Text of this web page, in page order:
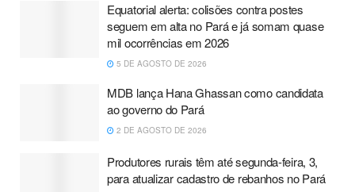
Equatorial alerta: colisões contra postes
seguem em alta no Pará e já somam quase
mil ocorrências em 2026
5 DE AGOSTO DE 2026
MDB lança Hana Ghassan como candidata
ao governo do Pará
2 DE AGOSTO DE 2026
Produtores rurais têm até segunda-feira, 3,
para atualizar cadastro de rebanhos no Pará